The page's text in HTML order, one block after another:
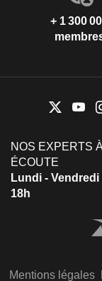
+ 1 300
NOS EXPERTS
ÉCOUTE
Lundi - Vendredi
18h
Mentions légales